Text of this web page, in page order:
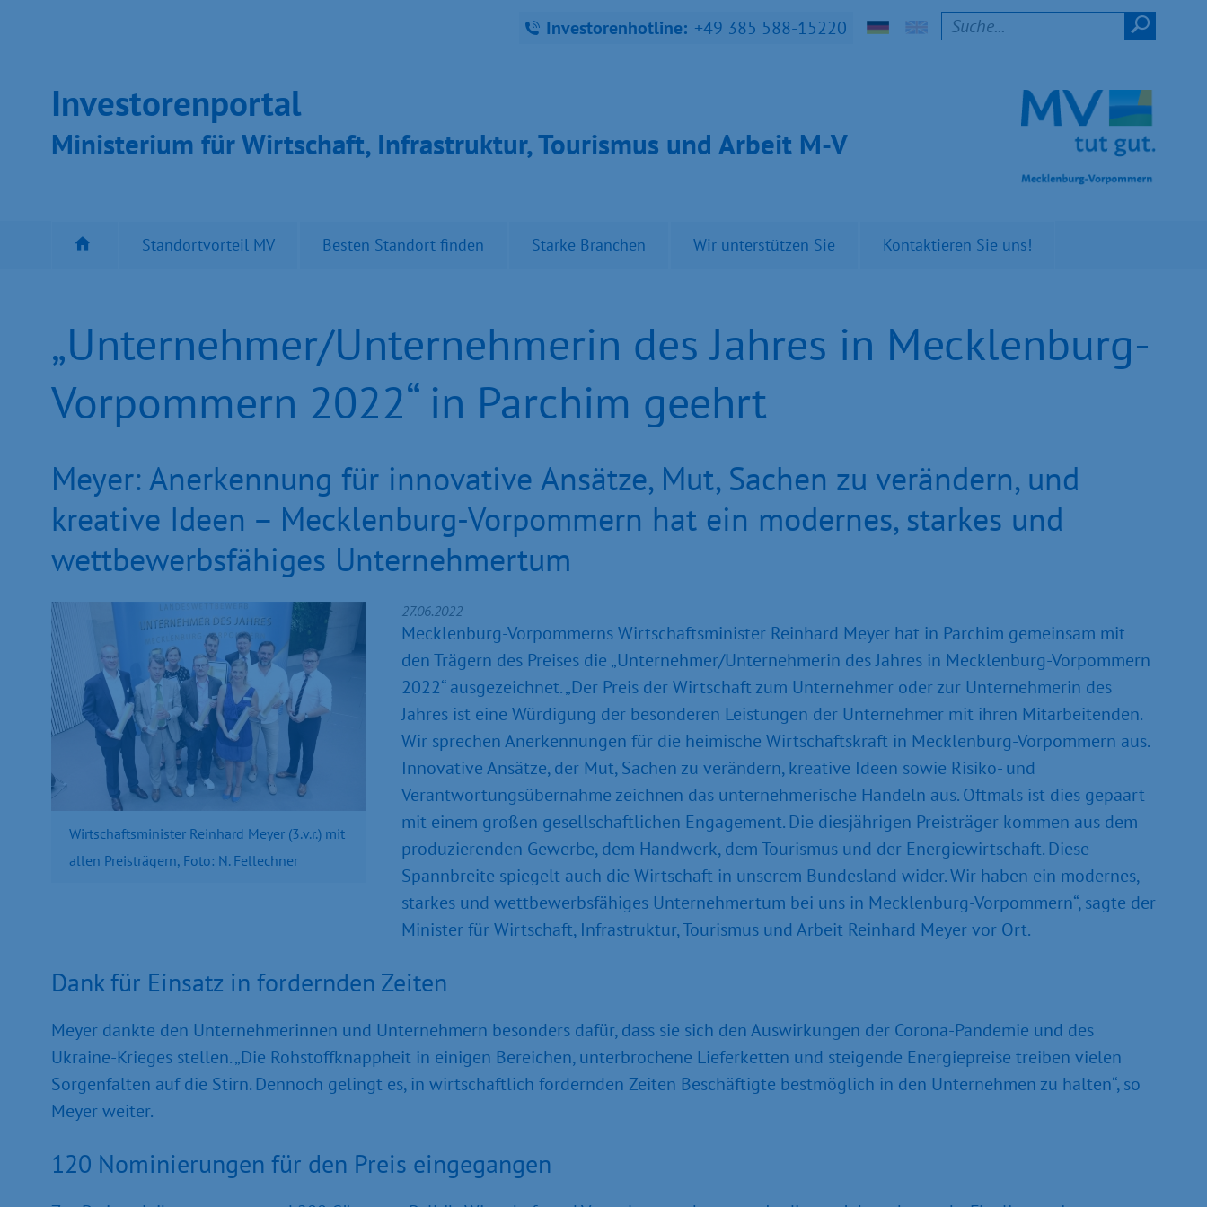
Investorenhotline: +49 385 588-15220
Inves­toren­por­tal
Ministeri­um für Wirt­schaft, Infra­struk­tur, Tou­ris­mus und Ar­beit M-V
Standortvorteil MV Besten Standort finden Starke Branchen Wir unterstützen Sie Kontaktieren Sie uns!
„Unternehmer/Unternehmerin des Jahres in Mecklenburg-
Vorpommern 2022“ in Parchim geehrt
Meyer: Anerkennung für innovative Ansätze, Mut, Sachen zu verändern, und
kreative Ideen – Mecklenburg-Vorpommern hat ein modernes, starkes und
wettbewerbsfähiges Unternehmertum
27.06.2022
Wirtschaftsminister Reinhard Meyer (3.v.r.) mit
allen Preisträgern, Foto: N. Fellechner
Mecklenburg-Vorpommerns Wirtschaftsminister Reinhard Meyer hat in Parchim gemeinsam mit
den Trägern des Preises die „Unternehmer/Unternehmerin des Jahres in Mecklenburg-Vorpommern
2022“ ausgezeichnet. „Der Preis der Wirtschaft zum Unternehmer oder zur Unternehmerin des
Jahres ist eine Würdigung der besonderen Leistungen der Unternehmer mit ihren Mitarbeitenden.
Wir sprechen Anerkennungen für die heimische Wirtschaftskraft in Mecklenburg-Vorpommern aus.
Innovative Ansätze, der Mut, Sachen zu verändern, kreative Ideen sowie Risiko- und
Verantwortungsübernahme zeichnen das unternehmerische Handeln aus. Oftmals ist dies gepaart
mit einem großen gesellschaftlichen Engagement. Die diesjährigen Preisträger kommen aus dem
produzierenden Gewerbe, dem Handwerk, dem Tourismus und der Energiewirtschaft. Diese
Spannbreite spiegelt auch die Wirtschaft in unserem Bundesland wider. Wir haben ein modernes,
starkes und wettbewerbsfähiges Unternehmertum bei uns in Mecklenburg-Vorpommern“, sagte der
Minister für Wirtschaft, Infrastruktur, Tourismus und Arbeit Reinhard Meyer vor Ort.
Dank für Einsatz in fordernden Zeiten
Meyer dankte den Unternehmerinnen und Unternehmern besonders dafür, dass sie sich den Auswirkungen der Corona-Pandemie und des
Ukraine-Krieges stellen. „Die Rohstoffknappheit in einigen Bereichen, unterbrochene Lieferketten und steigende Energiepreise treiben vielen
Sorgenfalten auf die Stirn. Dennoch gelingt es, in wirtschaftlich fordernden Zeiten Beschäftigte bestmöglich in den Unternehmen zu halten“, so
Meyer weiter.
120 Nominierungen für den Preis eingegangen